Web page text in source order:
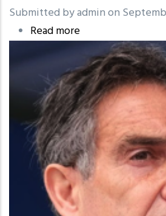
Playas
-
SAFE
Beach
Submitted byadminon
Read more
Litter
Less
Campaign